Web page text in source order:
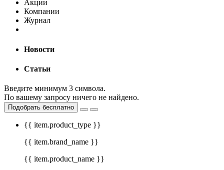
Акции
Компании
Журнал
Новости
Статьи
Введите минимум 3 символа.
По вашему запросу ничего не найдено.
Подобрать бесплатно
{{ item.product_type }}
{{ item.brand_name }}
{{ item.product_name }}